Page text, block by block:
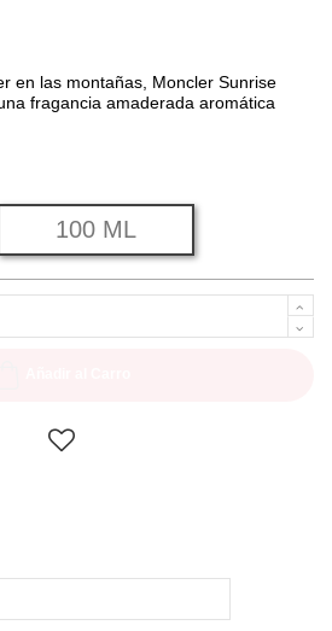
en las montañas, Moncler Sunrise
fragancia amaderada aromática
100 ML